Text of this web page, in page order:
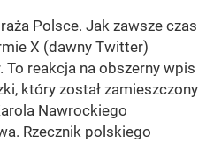
Polsce. Jak zawsze czas
X (dawny Twitter)
To reakcja na obszerny wpis
który został zamieszczony
Nawrockiego
Rzecznik polskiego